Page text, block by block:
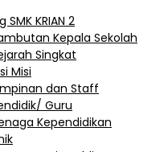
KRIAN 2
Kepala Sekolah
Singkat
Misi
dan Staff
Guru
Kependidikan